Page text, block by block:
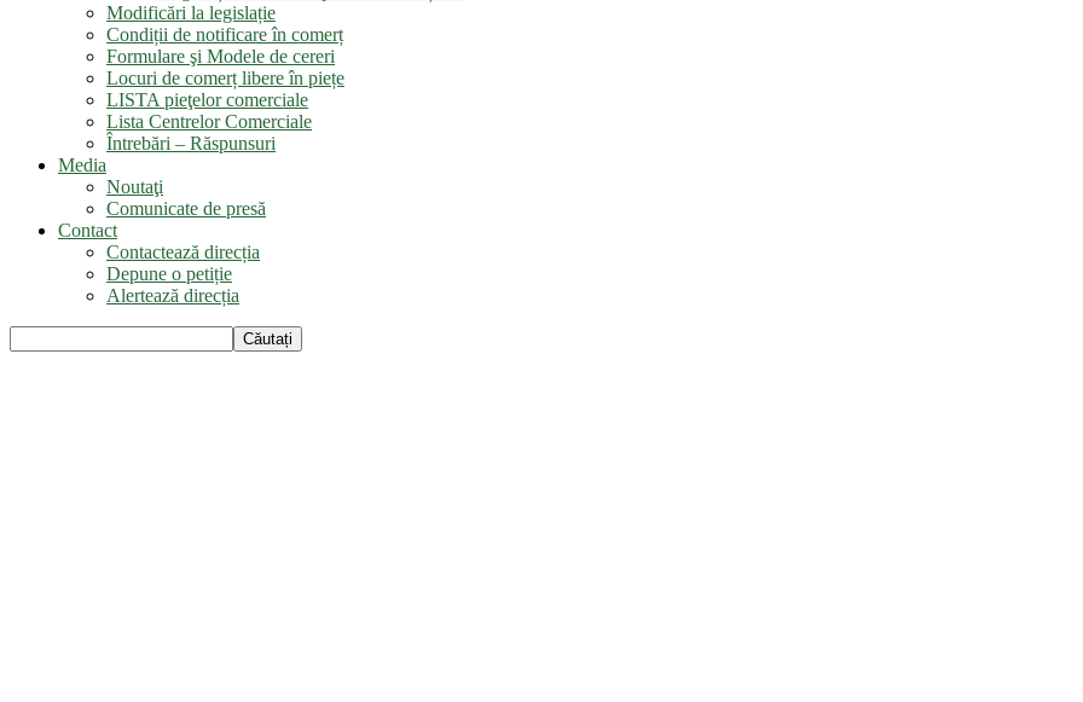
Modificări la legislație
Condiții de notificare în comerț
Formulare şi Modele de cereri
Locuri de comerț libere în piețe
LISTA pieţelor comerciale
Lista Centrelor Comerciale
Întrebări – Răspunsuri
Media
Noutaţi
Comunicate de presă
Contact
Contactează direcția
Depune o petiție
Alertează direcția